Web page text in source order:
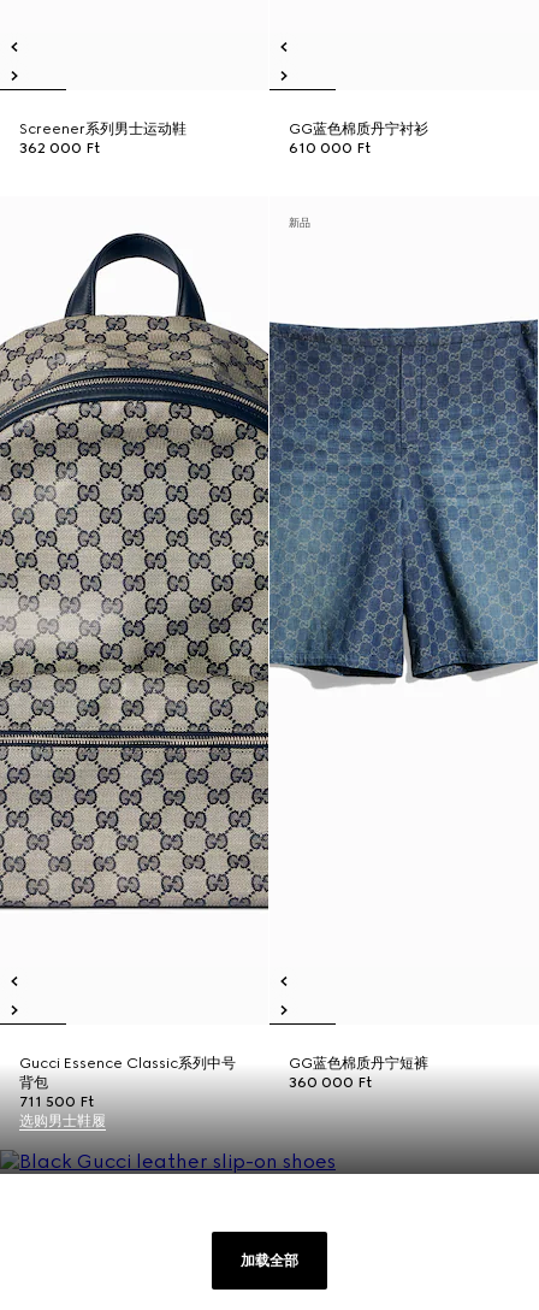
Screener系列男士运动鞋
362 000 Ft
GG蓝色棉质丹宁衬衫
610 000 Ft
Gucci Essence Classic系列中号
背包
711 500 Ft
新品
GG蓝色棉质丹宁短裤
360 000 Ft
选购男士鞋履
加载全部